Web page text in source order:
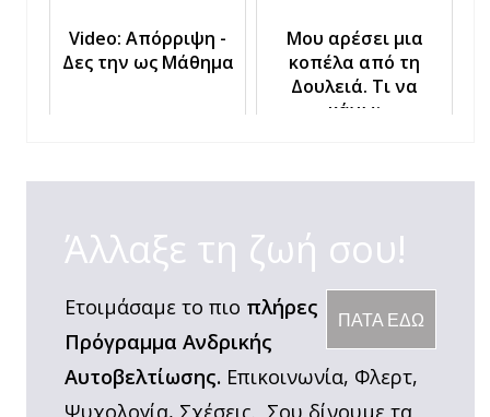
Video: Απόρριψη -
Δες την ως Μάθημα
Μου αρέσει μια
κοπέλα από τη
Δουλειά. Τι να
κάνω;
Άλλαξε τη ζωή σου!
ΠΑΤΑ ΕΔΩ
Ετοιμάσαμε το πιο πλήρες
Πρόγραμμα Ανδρικής
Αυτοβελτίωσης. Επικοινωνία, Φλερτ,
Ψυχολογία, Σχέσεις. Σου δίνουμε τα